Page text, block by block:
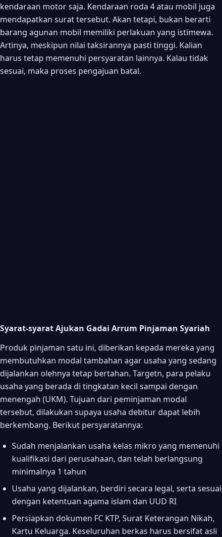
kendaraan motor saja. Kendaraan roda 4 atau mobil juga
mendapatkan surat tersebut. Akan tetapi, bukan berarti
barang agunan mobil memiliki perlakuan yang istimewa.
Artinya, meskipun nilai taksirannya pasti tinggi. Kalian
harus tetap memenuhi persyaratan lainnya. Kalau tidak
sesuai, maka proses pengajuan batal.
Syarat-syarat Ajukan Gadai Arrum Pinjaman Syariah
Produk pinjaman satu ini, diberikan kepada mereka yang
membutuhkan modal tambahan agar usaha yang sedang
dijalankan olehnya tetap bertahan. Targetn, para pelaku
usaha yang berada di tingkatan kecil sampai dengan
menengah (UKM). Tujuan dari peminjaman modal
tersebut, dilakukan supaya usaha debitur dapat lebih
berkembang. Berikut persyaratannya:
Sudah menjalankan usaha kelas mikro yang memenuhi
kualifikasi dari perusahaan, dan telah berlangsung
minimalnya 1 tahun
Usaha yang dijalankan, berdiri secara legal, serta sesuai
dengan ketentuan agama islam dan UUD RI
Persiapkan dokumen FC KTP, Surat Keterangan Nikah,
Kartu Keluarga. Keseluruhan berkas harus bersifat asli